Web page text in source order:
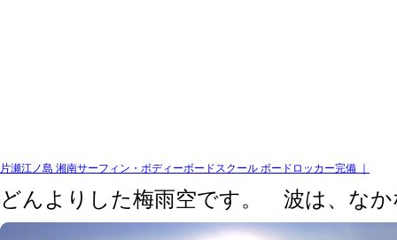
片瀬江ノ島 湘南サーフィン・ボディーボードスクール ボードロッカー完備 ｜
どんよりした梅雨空です。 波は、な